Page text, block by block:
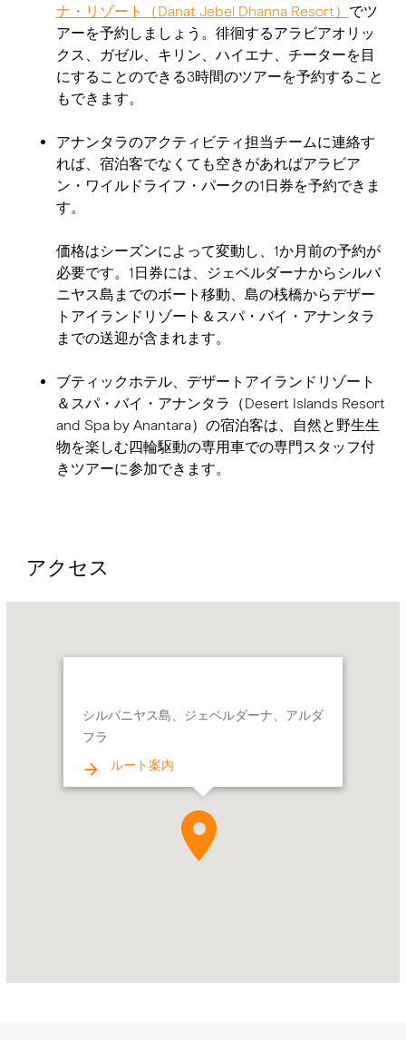
ナ・リゾート（Danat Jebel Dhanna Resort） でツ
アーを予約しましょう。徘徊するアラビアオリッ
クス、ガゼル、キリン、ハイエナ、チーターを目
にすることのできる3時間のツアーを予約すること
もできます。
アナンタラのアクティビティ担当チームに連絡す
れば、宿泊客でなくても空きがあればアラビア
ン・ワイルドライフ・パークの1日券を予約できま
す。
価格はシーズンによって変動し、1か月前の予約が
必要です。1日券には、ジェベルダーナからシルバ
ニヤス島までのボート移動、島の桟橋からデザー
トアイランドリゾート＆スパ・バイ・アナンタラ
までの送迎が含まれます。
ブティックホテル、デザートアイランドリゾート
＆スパ・バイ・アナンタラ（Desert Islands Resort
and Spa by Anantara）の宿泊客は、自然と野生生
物を楽しむ四輪駆動の専用車での専門スタッフ付
きツアーに参加できます。
アクセス
ル
シルバニヤス島、ジェベルダーナ、アルダ
フラ
ルート案内